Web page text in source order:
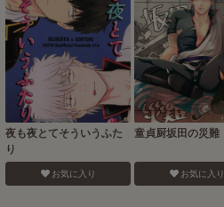
夜も夜とてそういうふた
り
お気に入り
童貞厨坂田の災難
お気に入り